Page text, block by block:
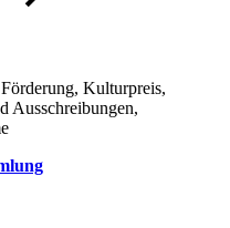
Kulturpreis,
Ausschreibungen,